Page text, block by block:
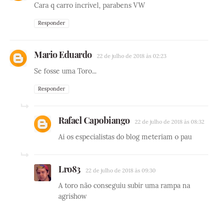
Cara q carro incrivel, parabens VW
Responder
Mario Eduardo 22 de julho de 2018 às 02:23
Se fosse uma Toro...
Responder
Rafael Capobiango 22 de julho de 2018 às 08:32
Ai os especialistas do blog meteriam o pau
Lro83 22 de julho de 2018 às 09:30
A toro não conseguiu subir uma rampa na
agrishow